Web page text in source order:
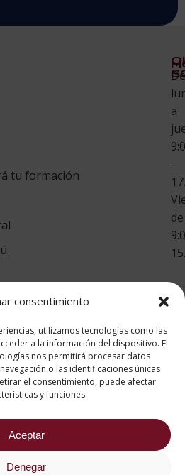
consentimiento
utilizamos tecnologías como las
a la información del dispositivo. El
nos permitirá procesar datos
o las identificaciones únicas
el consentimiento, puede afectar
y funciones.
Aceptar
Denegar
tu formación
Te
De
a
–
de
por